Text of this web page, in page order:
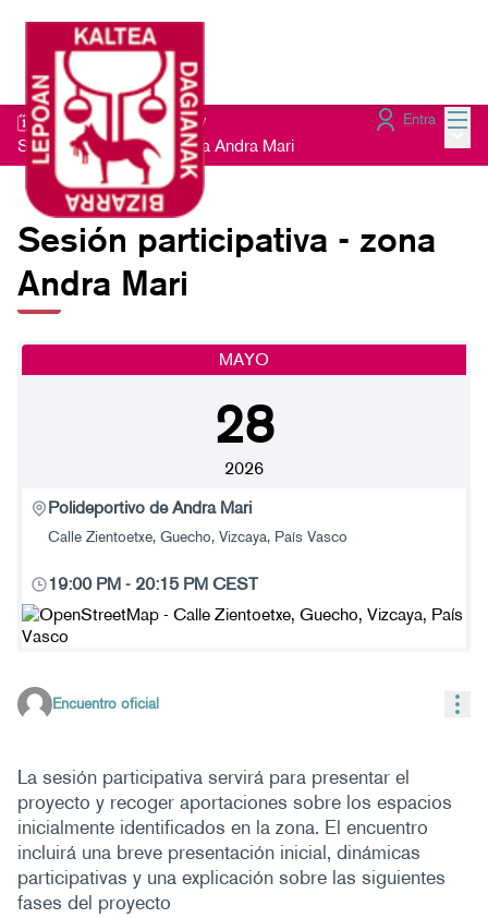
Entra
🗓️Sesiones presenciales /
Sesión participativa - zona Andra Mari
Sesión participativa - zona
Andra Mari
MAYO
28
2026
Polideportivo de Andra Mari
Calle Zientoetxe, Guecho, Vizcaya, País Vasco
19:00 PM - 20:15 PM CEST
Encuentro oficial
La sesión participativa servirá para presentar el
proyecto y recoger aportaciones sobre los espacios
inicialmente identificados en la zona. El encuentro
incluirá una breve presentación inicial, dinámicas
participativas y una explicación sobre las siguientes
fases del proyecto